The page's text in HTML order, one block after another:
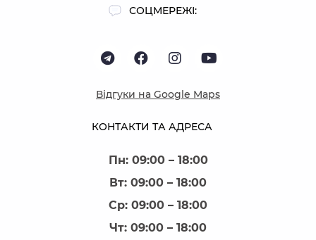
КОНТАКТИ ТА АДРЕСА
Пн: 09:00 – 18:00
Вт: 09:00 – 18:00
Ср: 09:00 – 18:00
Чт: 09:00 – 18:00
СОЦМЕРЕЖІ:
Відгуки на Google Maps